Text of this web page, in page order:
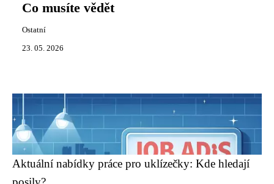
Co musíte vědět
Ostatní
23. 05. 2026
Aktuální nabídky práce pro uklízečky: Kde hledají